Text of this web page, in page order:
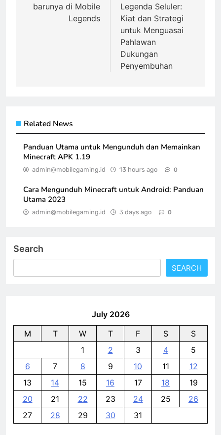
barunya di Mobile
Legends
Legenda Seluler:
Kiat dan Strategi
untuk Menguasai
Pahlawan
Dukungan
Penyembuhan
Related News
Panduan Utama untuk Mengunduh dan Memainkan
Minecraft APK 1.19
admin@mobilegaming.id 13 hours ago 0
Cara Mengunduh Minecraft untuk Android: Panduan
Utama 2023
admin@mobilegaming.id 3 days ago 0
Search
SEARCH
July 2026
M
T W T F S
S
1
2 3 4
5
6
7 8 9 10 11
12
13
14 15 16 17 18
19
20
21 22 23 24 25
26
27
28 29 30 31